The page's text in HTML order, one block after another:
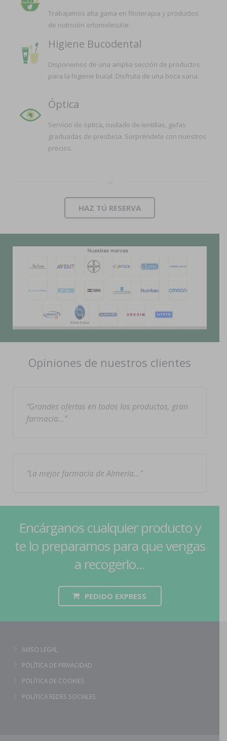
Trabajamos alta gama en fitoterapia y productos
de nutrición ortomolecular.
Higiene Bucodental
Disponemos de una amplia sección de productos
para la higiene bucal. Disfruta de una boca sana.
Óptica
Servicio de óptica, cuidado de lentillas, gafas
graduadas de presbicia. Sorpréndete con nuestros
precios.
HAZ TÚ RESERVA
Opiniones de nuestros clientes
Grandes ofertas en todos los productos, gran
farmacia…
La mejor farmacia de Almería…
Encárganos cualquier producto y
te lo preparamos para que vengas
a recogerlo...
PEDIDO EXPRESS
AVISO LEGAL
POLÍTICA DE PRIVACIDAD
POLÍTICA DE COOKIES
POLÍTICA REDES SOCIALES